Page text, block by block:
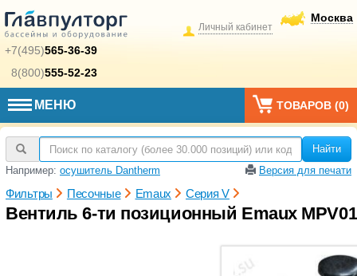
+7(495)565-36-39
8(800)555-52-23
Москва
Личный кабинет
МЕНЮ ТОВАРОВ (0)
Найти
Например: осушитель Dantherm Версия для печати
Фильтры Песочные Emaux Серия V
Вентиль 6-ти позиционный Emaux